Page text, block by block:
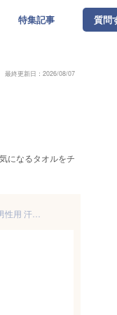
特集記事 質問
最終更新日：2026/08/07
になるタオルをチ